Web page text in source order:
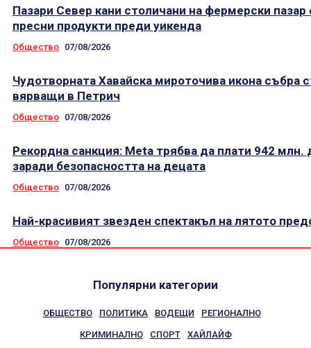
Пазари Север кани столичани на фермерски пазар
пресни продукти преди уикенда
Общество 07/08/2026
Чудотворната Хавайска мироточива икона събра
вярващи в Петрич
Общество 07/08/2026
Рекордна санкция: Meta трябва да плати 942 млн.
заради безопасността на децата
Общество 07/08/2026
Най-красивият звезден спектакъл на лятото
Общество 07/08/2026
Популярни категории
ОБЩЕСТВО ПОЛИТИКА ВОДЕЩИ РЕГИОНАЛНО
КРИМИНАЛНО СПОРТ ХАЙЛАЙФ